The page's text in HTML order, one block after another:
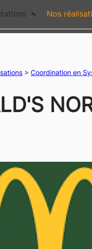
Nos
> Coordination en